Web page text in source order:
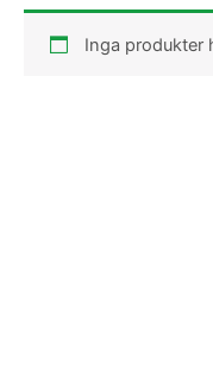
Inga produkter